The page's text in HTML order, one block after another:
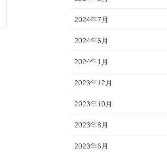
2024年7月
2024年6月
2024年1月
2023年12月
2023年10月
2023年8月
2023年6月